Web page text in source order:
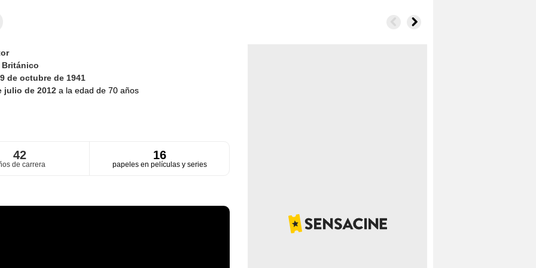
Británico
de octubre de 1941
julio de 2012 a la edad de 70 años
42
de carrera
16
papeles en películas y series